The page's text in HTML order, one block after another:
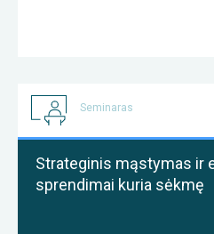
Seminaras
Strateginis mąstymas ir
sprendimai kuria sėkmę